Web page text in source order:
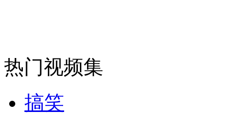
热门视频集
搞笑